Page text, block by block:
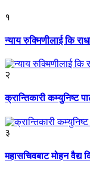
१
न्याय रुक्मिणीलाई कि
२
क्रान्तिकारी कम्युनिष्ट
३
महासचिवबाट मोहन वैद्य